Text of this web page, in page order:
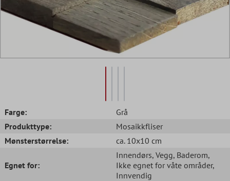
Farge:
Grå
Produkttype:
Mosaikkfliser
Mønsterstørrelse:
ca. 10x10 cm
Egnet for:
Innendørs, Vegg, Baderom,
Ikke egnet for våte områder,
Innvendig